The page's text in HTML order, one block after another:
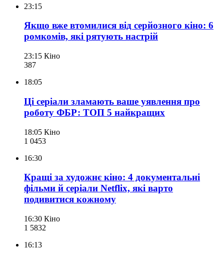
23:15
Якщо вже втомилися від серйозного кіно: 6
ромкомів, які рятують настрій
23:15 Кіно
387
18:05
Ці серіали зламають ваше уявлення про
роботу ФБР: ТОП 5 найкращих
18:05 Кіно
1 0453
16:30
Кращі за художнє кіно: 4 документальні
фільми й серіали Netflix, які варто
подивитися кожному
16:30 Кіно
1 5832
16:13